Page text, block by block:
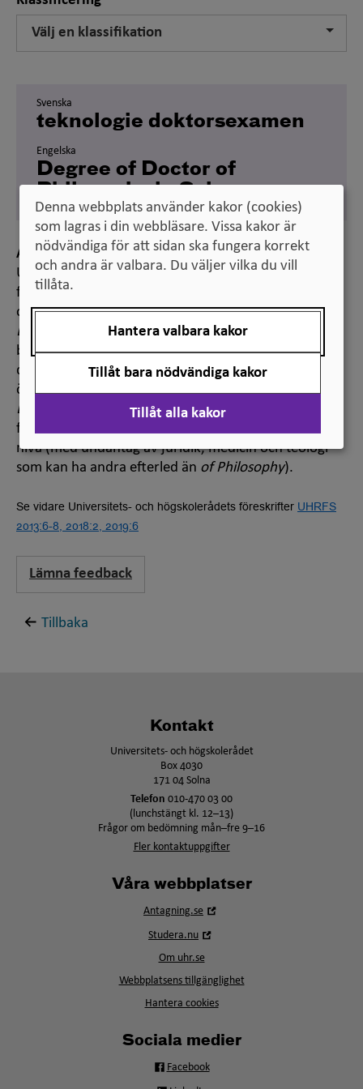
Välj en klassifikation
Svenska
teknologie doktorsexamen
Engelska
Degree of Doctor of
Philosophy in Science
Anmärkning
Universitets- och högskolerådet får meddela
föreskrifter om översättning av examen till engelska,
och har föreskrivit att doktorsexamen ska heta
Degree of Doctorpå engelska. Lärosätena själva
beslutar om översättning av de för- och efterled till
doktorsexamen som lärosätena använder. Vid
översättning av en specifik doktorsexamen bör
Degree of Doctor of Philosophyanvändas generellt
för att tydligare visa denna examens vetenskapliga
nivå (med undantag av juridik, medicin och teologi
som kan ha andra efterled än of Philosophy).
Se vidare Universitets- och högskolerådets föreskrifter UHRFS
2013:6-8, 2018:2, 2019:6
Lämna feedback
Tillbaka
Kontakt
Universitets- och högskolerådet
Box 4030
171 04 Solna
Telefon 010-470 03 00
(lunchstängt kl. 12–13)
Frågor om bedömning mån–fre 9–16
Fler kontaktuppgifter
Våra webbplatser
Antagning.se
Studera.nu
fönster
Om uhr.se
Webbplatsens tillgänglighet
Hantera cookies
Sociala medier
Facebook
Denna webbplats använder kakor (cookies)
som lagras i din webbläsare. Vissa kakor är
nödvändiga för att sidan ska fungera korrekt
och andra är valbara. Du väljer vilka du vill
tillåta.
Hantera valbara kakor
Tillåt bara nödvändiga kakor
Tillåt alla kakor